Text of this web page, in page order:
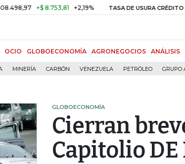
+$ 8.753,81 +2,19% TASA DE USURA CRÉDITO
OCIO GLOBOECONOMÍA AGRONEGOCIOS ANÁLISIS
MINERÍA CARBÓN VENEZUELA PETRÓLEO GRUPO
GLOBOECONOMÍA
Cierran
Capitolio DE